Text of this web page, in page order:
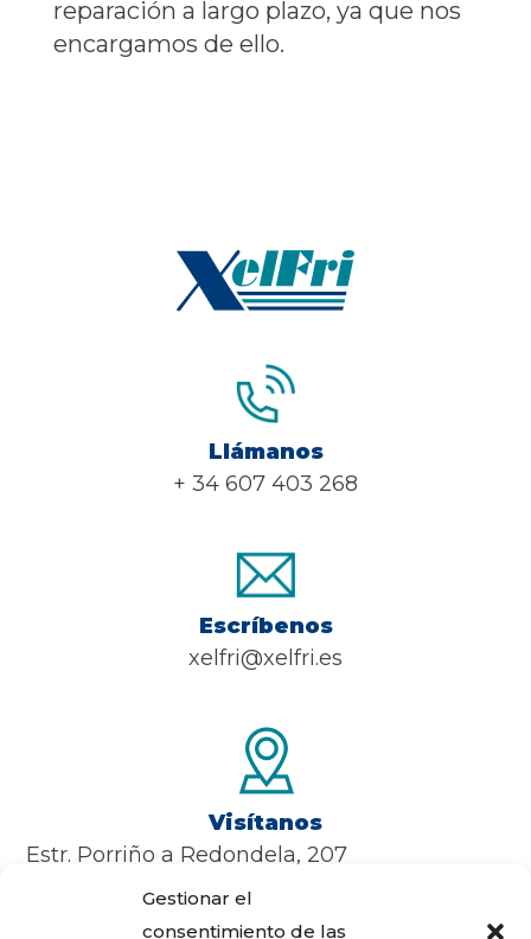
Gestionar el
consentimiento de las
reparación a largo plazo, ya que nos
encargamos de ello.
Llámanos
+ 34 607 403 268
Escríbenos
xelfri@xelfri.es
Visítanos
Estr. Porriño a Redondela, 207
Lugar de regadas. 36415 – Mos